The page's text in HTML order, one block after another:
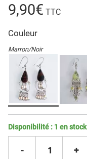
9,90€ TTC
Couleur
Marron/Noir
Disponibilité : 1 en stock
- 1 +